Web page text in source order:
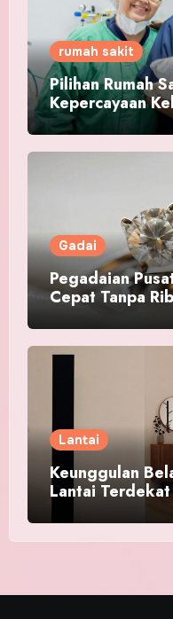
rumah sakit
Pilihan Rumah
Kepercayaan
Gadai
Pegadaian
Cepat Tanpa
Lantai
Keunggulan
Lantai Terdekat